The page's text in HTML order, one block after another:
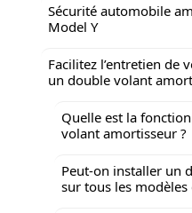
Sécurité automobile
Model Y
Facilitez l’entretien de
un double volant
Quelle est la
volant amortisseur ?
Peut-on installer un
sur tous les modèles